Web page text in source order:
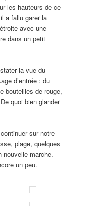
les hauteurs de ce
a fallu garer la
avec une
dans un petit
la vue du
d’entrée : du
bouteilles de rouge,
quoi bien glander
sur notre
plage, quelques
nouvelle marche.
un peu.